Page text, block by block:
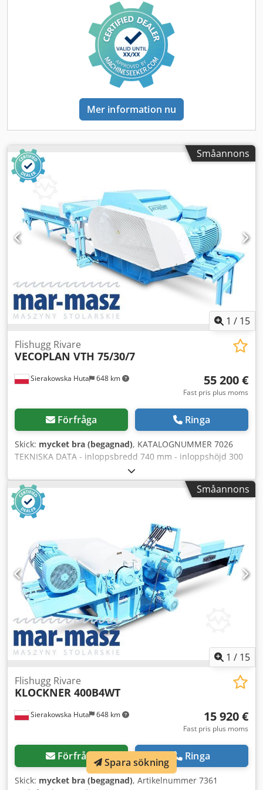
kedjeband 5600 mm + 10600 mm: 2,2 kW bredd på
matningsband: 800 mm huvudmotor: 90 kW backfunktion
maskinens totala mått (l/b/h): 3300x3100x1700 mm mått
för bas till flishugg: 3300x2080x1940 mm mått för
inmatning/redler l/b/h: 5600x900x1000 mm +
10600x1050x1600 mm mått på bas till matningsband:
5100x1300x2520 mm Dwsdjzrm T Sopfx Adqsa vikt totalt
ca: 16 000 kg FÖRDELAR – tysk tillverkning – redler
kedjetransportör utrustad med skrapor – backfunktion –
DTR-dokumentation – begagnad flishugg i mycket gott skick
Pris exkl. moms: 219 900 PLN Pris exkl. moms: 52 350 EUR
kursfluktuationer)
Mer information nu
Småannons
1 / 15
Sierakowska Huta 648 km
Flishugg Rivare
VECOPLAN VTH 75/30/7
55 200 €
Fast pris plus moms
Förfråga Ringa
Skick: mycket bra (begagnad), KATALOGNUMMER 7026
TEKNISKA DATA - inloppsbredd 740 mm - inloppshöjd 300
mm - valsbredd 780 mm - valsdiameter 1000 mm -
knivlängd 780 mm - antal knivar 2 st - siktmått 55x55 mm -
nedtill 4 drivande kugghjulsaxlar - motor för nedre axel 5,5
kW - upptill 3 drivande kugghjulsaxlar - motor för övre axel
5,5 kW - bandtransportör - matarbandets längd 4300 mm -
matarbandets bredd 600 mm - matarbandsmotor 2,2 kW -
huvudmotor 90 kW - backväxel - autorevers - totala
maskinmått längd/bredd/höjd 4600x2350x1700 mm - totala
matarens mått längd/bredd/höjd 4550x980x970 mm -
totalvikt cirka 11 000 kg – tillverkad i Tyskland - autorevers
(med justeringsmöjlighet) – begagnad flishugg, mycket gott
skick Nettopris: 231 900 PLN Nettopris: 55 200 EUR
Nettopris beräknat till kurs 4,2 PLN/EUR Djdpezrmw Defx
Adqewa (vid större kursförändringar kan priset justeras)
Småannons
1 / 15
Sierakowska Huta 648 km
Flishugg Rivare
KLOCKNER 400B4WT
15 920 €
Fast pris plus moms
Förfråga Ringa
Skick: mycket bra (begagnad), Artikelnummer 7361
Spara sökning